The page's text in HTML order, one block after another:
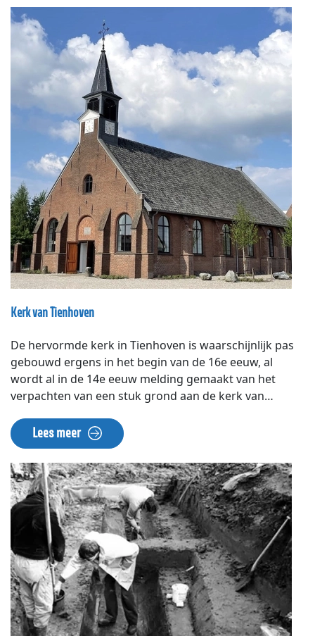
Kerk van Tienhoven
De hervormde kerk in Tienhoven is waarschijnlijk pas
gebouwd ergens in het begin van de 16e eeuw, al
wordt al in de 14e eeuw melding gemaakt van het
verpachten van een stuk grond aan de kerk van
dateert in iedere geval van vóór de reformatie, toen de
kerk nog katholiek was. Hierop duidt de vondst
archeologisch onderzoek in 2021 van diverse skeletten
gevonden die met hun voeten naar het oosten lagen.
Dit was een katholiek gebruik: bij het einde der tijden
zullen de doden herrijzen en zal Jezus Christus in het
oosten (Jeruzalem) wederkeren. Na de reformatie is de
kerk omgevormd tot hervormde kerk. De kerk is in
1813 afgebrand en herbouwd tot het huidige
gebouw. Laan van Niftarlake 62.
Lees meer